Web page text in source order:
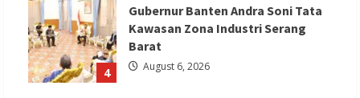
4
Gubernur Banten Andra Soni Tata
Kawasan Zona Industri Serang
Barat
August 6, 2026